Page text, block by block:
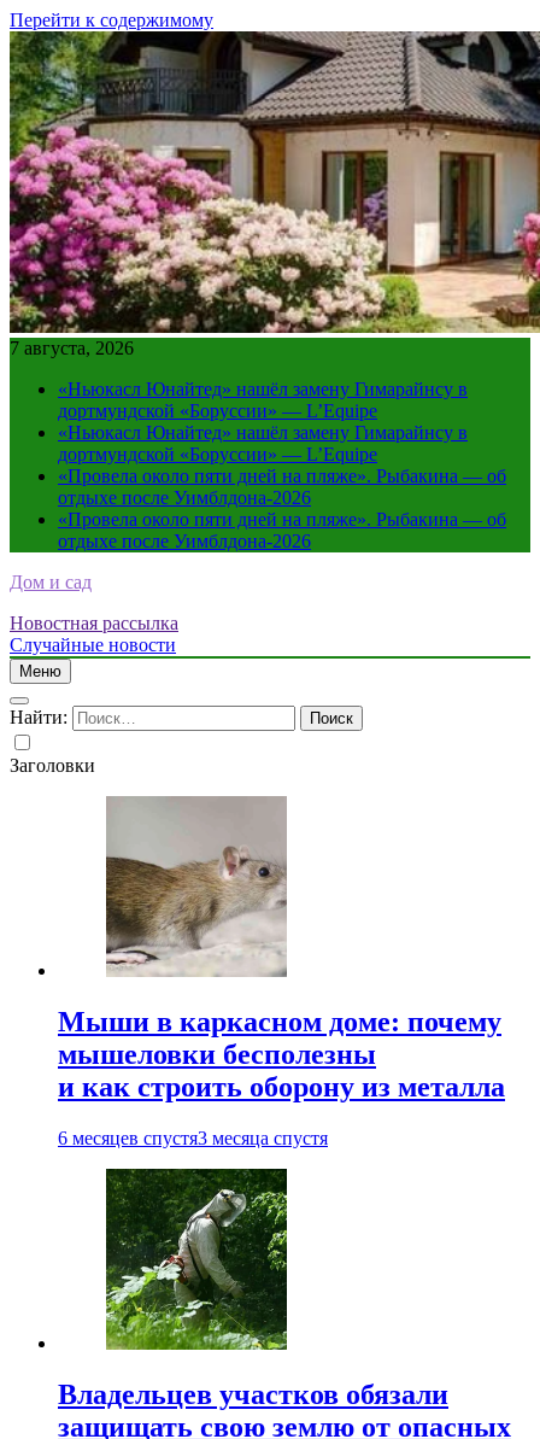
Перейти к содержимому
7 августа, 2026
«Ньюкасл Юнайтед» нашёл замену Гимарайнсу в
дортмундской «Боруссии» — L’Equipe
«Ньюкасл Юнайтед» нашёл замену Гимарайнсу в
дортмундской «Боруссии» — L’Equipe
«Провела около пяти дней на пляже». Рыбакина — об
отдыхе после Уимблдона-2026
«Провела около пяти дней на пляже». Рыбакина — об
отдыхе после Уимблдона-2026
Дом и сад
Новостная рассылка
Случайные новости
Меню
Найти:
Заголовки
Мыши в каркасном доме: почему
мышеловки бесполезны
и как строить оборону из металла
6 месяцев спустя3 месяца спустя
Владельцев участков обязали
защищать свою землю от опасных